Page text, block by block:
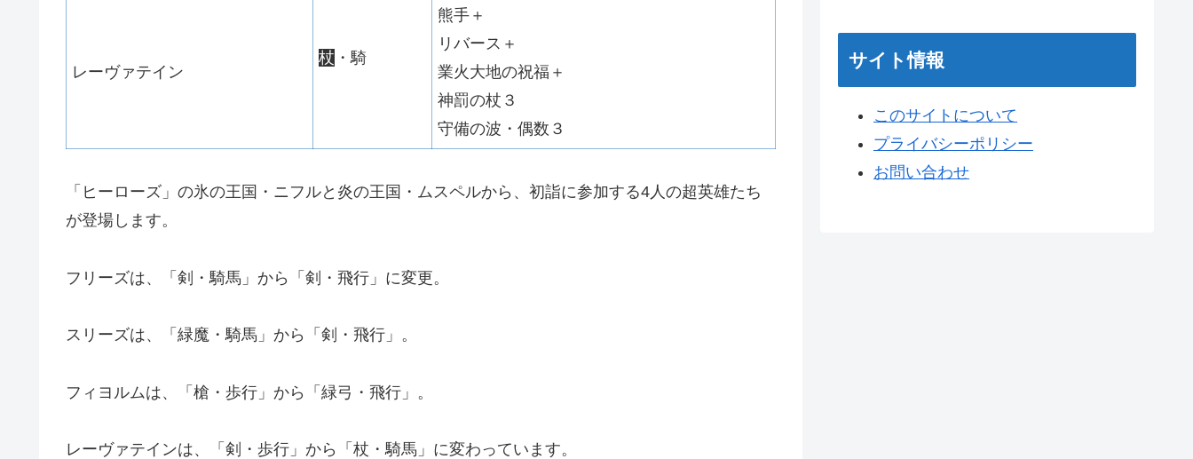
レーヴァテイン
杖 ・騎
熊手＋
リバース＋
業火大地の祝福＋
神罰の杖３
守備の波・偶数３
「ヒーローズ」の氷の王国・ニフルと炎の王国・ムスペルから、初詣に参加する4人の超英雄たち
が登場します。
フリーズは、「剣・騎馬」から「剣・飛行」に変更。
スリーズは、「緑魔・騎馬」から「剣・飛行」。
フィヨルムは、「槍・歩行」から「緑弓・飛行」。
レーヴァテインは、「剣・歩行」から「杖・騎馬」に変わっています。
サイト情報
このサイトについて
プライバシーポリシー
お問い合わせ